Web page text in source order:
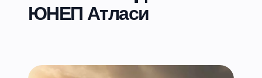
ЮНЕП Атласи